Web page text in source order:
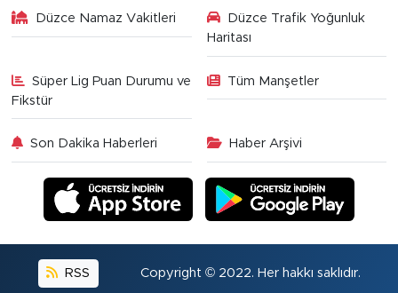
Düzce Namaz Vakitleri
Düzce Trafik Yoğunluk
Haritası
Süper Lig Puan Durumu ve
Fikstür
Tüm Manşetler
Son Dakika Haberleri Haber Arşivi
RSS Copyright © 2022. Her hakkı saklıdır.